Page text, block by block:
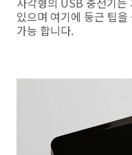
있으며 여기에 둥근 팁
가능 합니다.